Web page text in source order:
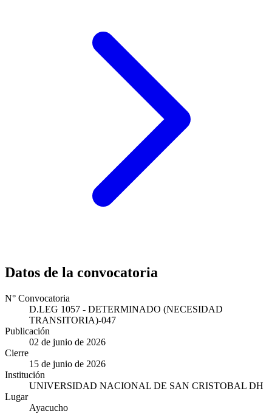
Datos de la convocatoria
N° Convocatoria
D.LEG 1057 - DETERMINADO (NECESIDAD
TRANSITORIA)-047
Publicación
02 de junio de 2026
Cierre
15 de junio de 2026
Institución
UNIVERSIDAD NACIONAL DE SAN CRISTOBAL DH
Lugar
Ayacucho